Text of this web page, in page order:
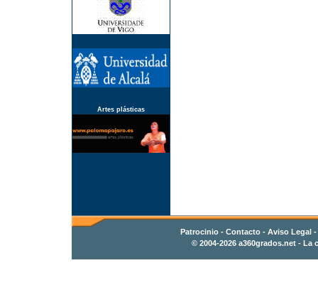
Artes plásticas
Patrocinio- Contacto- Aviso Legal -
© 2004-2026 a360grados.net- La